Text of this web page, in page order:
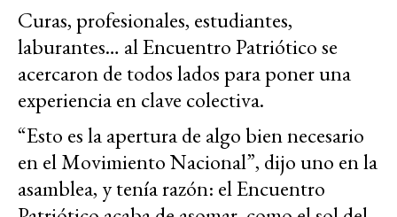
Curas, profesionales, estudiantes,
laburantes… al Encuentro Patriótico se
acercaron de todos lados para poner una
experiencia en clave colectiva.
“Esto es la apertura de algo bien necesario
en el Movimiento Nacional”, dijo uno en la
asamblea, y tenía razón: el Encuentro